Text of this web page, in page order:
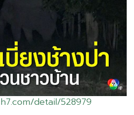
detail/528979